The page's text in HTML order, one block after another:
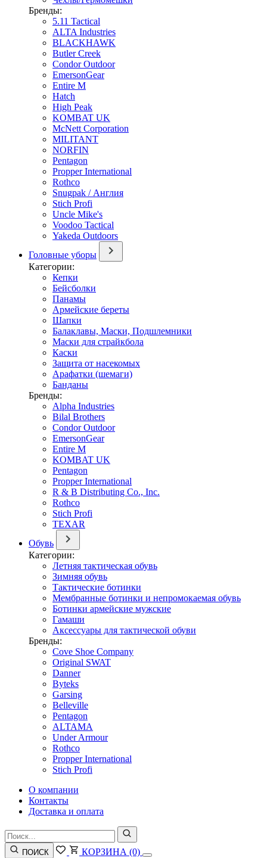
Бренды:
5.11 Tactical
ALTA Industries
BLACKHAWK
Butler Creek
Condor Outdoor
EmersonGear
Entire M
Hatch
High Peak
KOMBAT UK
McNett Corporation
MILITANT
NORFIN
Pentagon
Propper International
Rothco
Snugpak / Англия
Stich Profi
Uncle Mike's
Voodoo Tactical
Yakeda Outdoors
Головные уборы
Категории:
Кепки
Бейсболки
Панамы
Армейские береты
Шапки
Балаклавы, Маски, Подшлемники
Маски для страйкбола
Каски
Защита от насекомых
Арафатки (шемаги)
Банданы
Бренды:
Alpha Industries
Bilal Brothers
Condor Outdoor
EmersonGear
Entire M
KOMBAT UK
Pentagon
Propper International
R & B Distributing Co., Inc.
Rothco
Stich Profi
TEXAR
Обувь
Категории:
Летняя тактическая обувь
Зимняя обувь
Тактические ботинки
Мембранные ботинки и непромокаемая обувь
Ботинки армейские мужские
Гамаши
Аксессуары для тактической обуви
Бренды:
Cove Shoe Company
Original SWAT
Danner
Byteks
Garsing
Belleville
Pentagon
ALTAMA
Under Armour
Rothco
Propper International
Stich Profi
О компании
Контакты
Доставка и оплата
ПОИСК КОРЗИНА (0)